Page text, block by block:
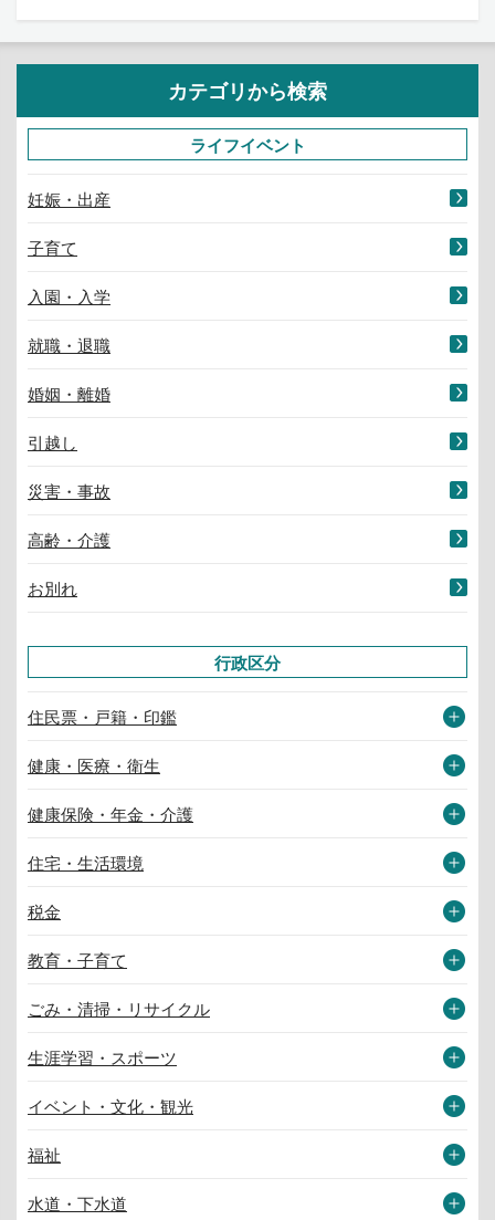
カテゴリから検索
ライフイベント
妊娠・出産
子育て
入園・入学
就職・退職
婚姻・離婚
引越し
災害・事故
高齢・介護
お別れ
行政区分
住民票・戸籍・印鑑
健康・医療・衛生
健康保険・年金・介護
住宅・生活環境
税金
教育・子育て
ごみ・清掃・リサイクル
生涯学習・スポーツ
イベント・文化・観光
福祉
水道・下水道